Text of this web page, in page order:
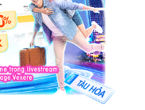
chóng và phù hợp nhất.
Tải ứng dụng Vexere